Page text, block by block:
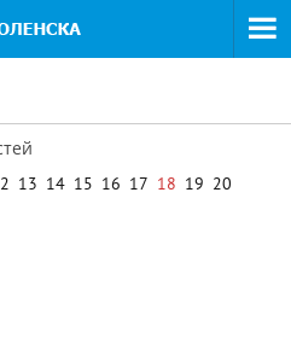
13 14 15 16 17 18 19 20